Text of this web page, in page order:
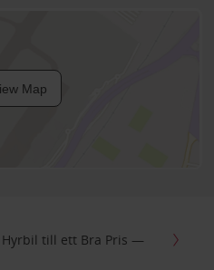
Map
Hyrbil till ett Bra Pris —